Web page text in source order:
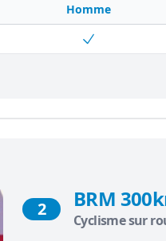
Homme
2 BRM
Cyclisme sur